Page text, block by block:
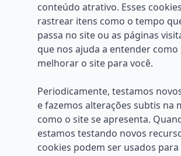
conteúdo atrativo. Esses
rastrear itens como o tempo
passa no site ou as páginas
que nos ajuda a entender
melhorar o site para você.
Periodicamente, testamos
e fazemos alterações subtis na
como o site se apresenta.
estamos testando novos
cookies podem ser usados